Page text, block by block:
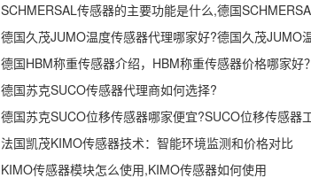
德国HBM称重传感器介绍，HBM称重传感器价格哪家好？
德国苏克SUCO传感器代理商如何选择?
法国凯茂KIMO传感器技术：智能环境监测和价格对比
KIMO传感器模块怎么使用,KIMO传感器如何使用